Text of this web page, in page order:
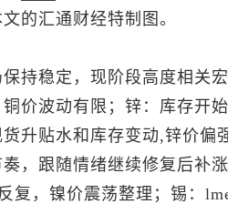
的汇通财经特制图。
持稳定，现阶段高度相关
价波动有限；锌：库存开
升贴水和库存变动,锌价偏
，跟随情绪继续修复后补
复，镍价震荡整理；锡：